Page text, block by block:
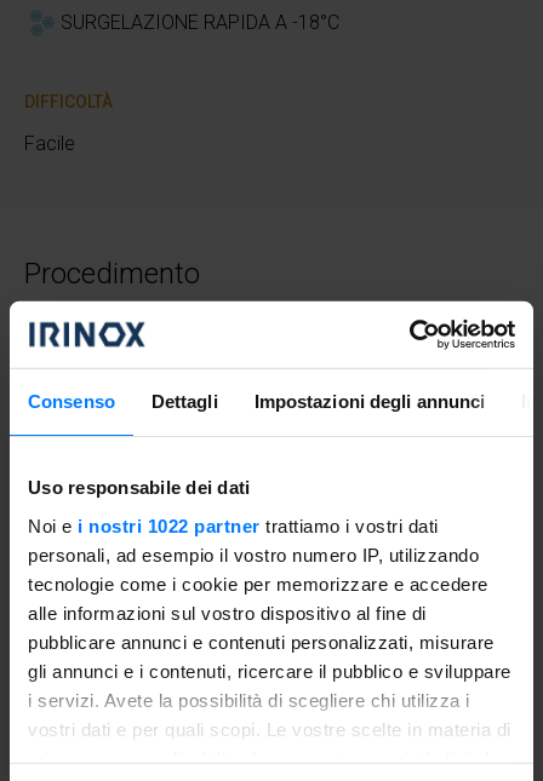
Consenso Dettagli Impostazioni degli annunci
Uso responsabile dei dati
Noi e i nostri 1022 partner trattiamo i vostri dati
personali, ad esempio il vostro numero IP, utilizzando
tecnologie come i cookie per memorizzare e accedere
alle informazioni sul vostro dispositivo al fine di
pubblicare annunci e contenuti personalizzati, misurare
gli annunci e i contenuti, ricercare il pubblico e sviluppare
i servizi. Avete la possibilità di scegliere chi utilizza i
vostri dati e per quali scopi. Le vostre scelte in materia di
SURGELAZIONE RAPIDA A -18°C
DIFFICOLTÀ
Facile
Procedimento
Preriscaldare il forno a 180°C e infornare la zucca intera
cucchiaio facendo attenzione a non bucare la zucca.
Tritare finemente lo scalogno e farlo appassire in una
pentola con un filo d’olio e un goccio di acqua.
Aggiungere poi la polpa della zucca e lasciare insaporire
qualche minuto. Aggiungere 2 bicchieri di acqua calda e
frullare la zucca con un minipimer. Regolare di sale e di
pepe e continuare a frullare aggiungendo acqua fino ad
ottenere una crema morbida.
Tritare il rosmarino al coltello. Servire la crema di zucca
dentro la zucca decorando con il rosmarino tritato e con